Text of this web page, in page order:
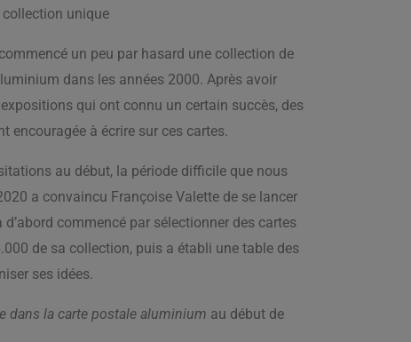
unique
un peu par hasard une collection de
dans les années 2000. Après avoir
qui ont connu un certain succès, des
encouragée à écrire sur ces cartes.
au début, la période difficile que nous
a convaincu Françoise Valette de se lancer
d’abord commencé par sélectionner des cartes
de sa collection, puis a établi une table des
ses idées.
dans la carte postale aluminium au début de